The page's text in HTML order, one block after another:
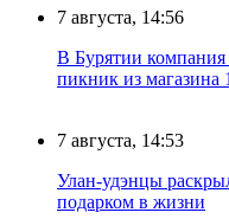
7 августа, 14:56
В Бурятии
пикник из
7 августа, 14:53
Улан-удэнцы
подарком в жизни